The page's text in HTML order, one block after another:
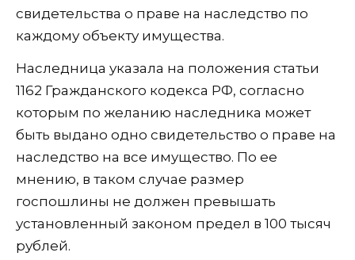
свидетельства о праве на наследство по
каждому объекту имущества.
Наследница указала на положения статьи
1162 Гражданского кодекса РФ, согласно
которым по желанию наследника может
быть выдано одно свидетельство о праве на
наследство на все имущество. По ее
мнению, в таком случае размер
госпошлины не должен превышать
установленный законом предел в 100 тысяч
рублей.